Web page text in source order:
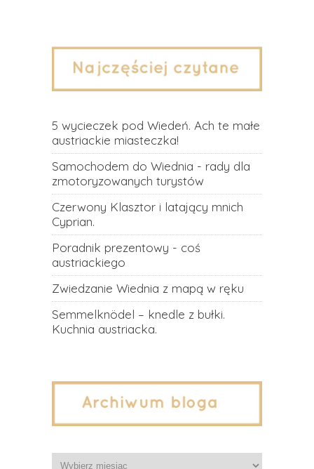
5 wycieczek pod Wiedeń. Ach te małe
austriackie miasteczka!
Samochodem do Wiednia - rady dla
zmotoryzowanych turystów
Czerwony Klasztor i latający mnich
Cyprian.
Poradnik prezentowy - coś
austriackiego
Zwiedzanie Wiednia z mapą w ręku
Semmelknödel – knedle z bułki.
Kuchnia austriacka.
Archiwa